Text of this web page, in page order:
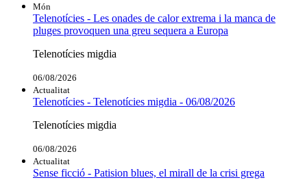
Món
Telenotícies - Les onades de calor extrema i la manca de
pluges provoquen una greu sequera a Europa
Telenotícies migdia
06/08/2026
Actualitat
Telenotícies - Telenotícies migdia - 06/08/2026
Telenotícies migdia
06/08/2026
Actualitat
Sense ficció - Patision blues, el mirall de la crisi grega